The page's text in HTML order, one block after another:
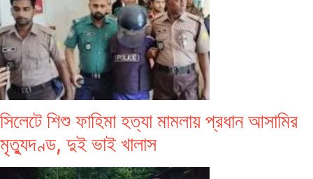
সিলেটে শিশু ফাহিমা হত্যা মামলায় প্রধান আসামির
মৃত্যুদণ্ড, দুই ভাই খালাস